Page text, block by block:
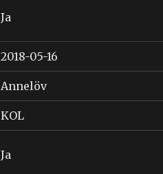
Ja
2018-05-16
Annelöv
KOL
Ja